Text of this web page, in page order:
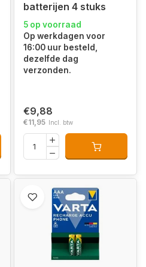
batterijen 4 stuks
5 op voorraad
Op werkdagen voor
16:00 uur besteld,
dezelfde dag
verzonden.
€9,88
€11,95 Incl. btw